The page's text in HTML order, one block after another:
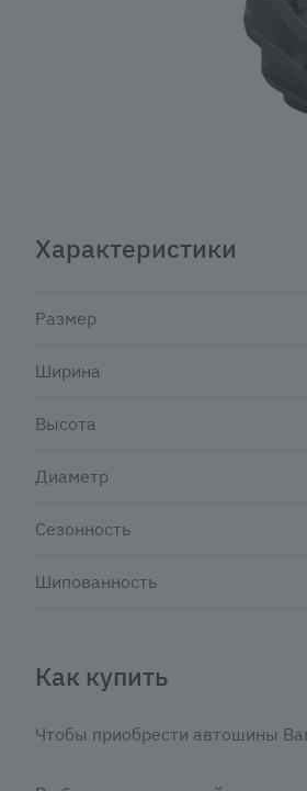
Характеристики
Размер
Ширина
Высота
Диаметр
Сезонность
Шипованность
Как купить
Чтобы приобрести автошины